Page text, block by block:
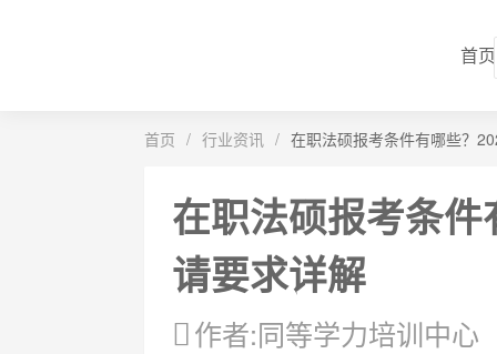
首页
首页 / 行业资讯 / 在职法硕报考条件有哪些？
在职法硕报考条
请要求详解
作者:同等学力培训中心